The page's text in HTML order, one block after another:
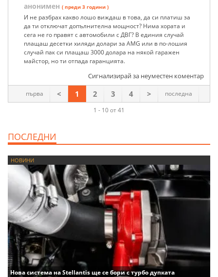
анонимен ( преди 3 години )
И не разбрах какво лошо виждаш в това, да си платиш за
да ти отключат допълнителна мощност? Нима хората и
сега не го правят с автомобили с ДВГ? В единия случай
плащаш десетки хиляди долари за AMG или в по-лошия
случай пак си плащаш 3000 долара на някой гаражен
майстор, но ти отпада гаранцията.
Сигнализирай за неуместен коментар
1 - 10 от 41
първа < 1 2 3 4 > последна
ПОСЛЕДНИ
НОВИНИ
Нова система на Stellantis ще се бори с турбо дупката